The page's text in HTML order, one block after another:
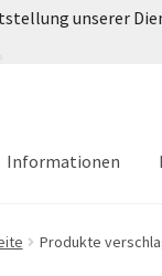
Informationen
Produkte
unserer